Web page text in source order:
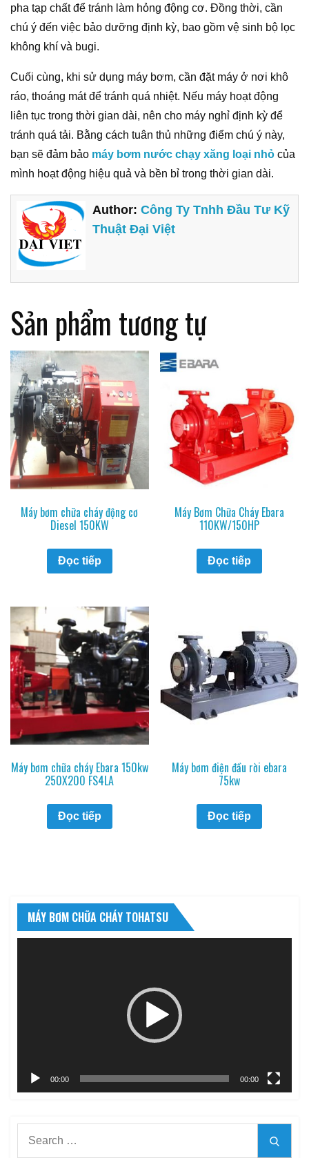
pha tạp chất để tránh làm hỏng động cơ. Đồng thời, cần
chú ý đến việc bảo dưỡng định kỳ, bao gồm vệ sinh bộ lọc
không khí và bugi.
Cuối cùng, khi sử dụng máy bơm, cần đặt máy ở nơi khô
ráo, thoáng mát để tránh quá nhiệt. Nếu máy hoạt động
liên tục trong thời gian dài, nên cho máy nghỉ định kỳ để
tránh quá tải. Bằng cách tuân thủ những điểm chú ý này,
bạn sẽ đảm bảo máy bơm nước chạy xăng loại nhỏ của
mình hoạt động hiệu quả và bền bỉ trong thời gian dài.
Author:Công Ty Tnhh Đầu Tư Kỹ
Thuật Đại Việt
Sản phẩm tương tự
Máy bơm chữa cháy động cơ
Diesel 150KW
Đọc tiếp
Máy Bơm Chữa Cháy Ebara
110KW/150HP
Đọc tiếp
Máy bơm chữa cháy Ebara 150kw
250X200 FS4LA
Đọc tiếp
Máy bơm điện đầu rời ebara
75kw
Đọc tiếp
MÁY BƠM CHỮA CHÁY TOHATSU
00:00 00:00